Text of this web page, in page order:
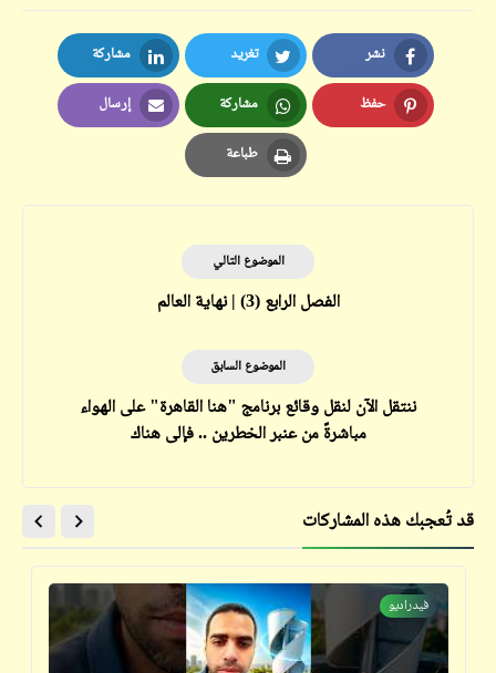
نشر
Facebook
تغريد
Twitter
مشاركة
LinkedIn
حفظ
Pinterest
مشاركة
Whatsapp
إرسال
Email
طباعة
Print
الموضوع التالي
الفصل الرابع (3) | نهاية العالم
الموضوع السابق
ننتقل الآن لنقل وقائع برنامج "هنا القاهرة" على الهواء
مباشرةً من عنبر الخطرين .. فإلى هناك
قد تُعجبك هذه المشاركات
فيدراديو